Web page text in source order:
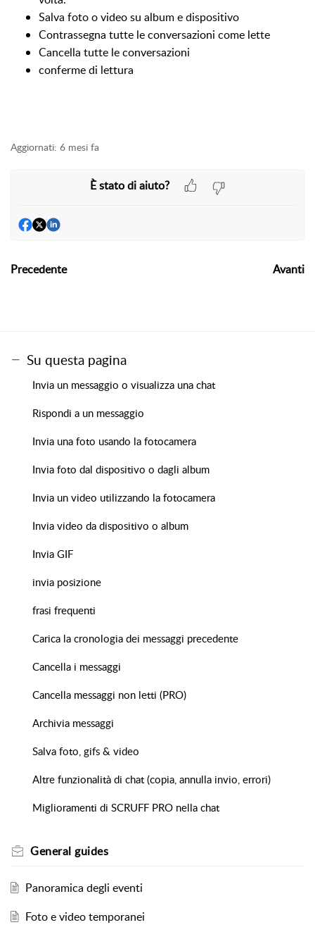
Salva foto o video su album e dispositivo
Contrassegna tutte le conversazioni come lette
Cancella tutte le conversazioni
conferme di lettura
Aggiornati: 6 mesi fa
È stato di aiuto?
Precedente Avanti
Su questa pagina
Invia un messaggio o visualizza una chat
Rispondi a un messaggio
Invia una foto usando la fotocamera
Invia foto dal dispositivo o dagli album
Invia un video utilizzando la fotocamera
Invia video da dispositivo o album
Invia GIF
invia posizione
frasi frequenti
Carica la cronologia dei messaggi precedente
Cancella i messaggi
Cancella messaggi non letti (PRO)
Archivia messaggi
Salva foto, gifs & video
Altre funzionalità di chat (copia, annulla invio, errori)
Miglioramenti di SCRUFF PRO nella chat
General guides
Panoramica degli eventi
Foto e video temporanei